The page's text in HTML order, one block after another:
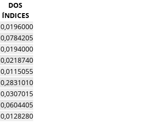
DOS
ÍNDICES
0,0196000
0,0784205
0,0194000
0,0218740
0,0115055
0,2831010
0,0307015
0,0604405
0,0128280